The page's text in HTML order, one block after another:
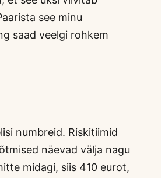
see minu
saad veelgi rohkem
numbreid. Riskitiimid
näevad välja nagu
midagi, siis 410 eurot,